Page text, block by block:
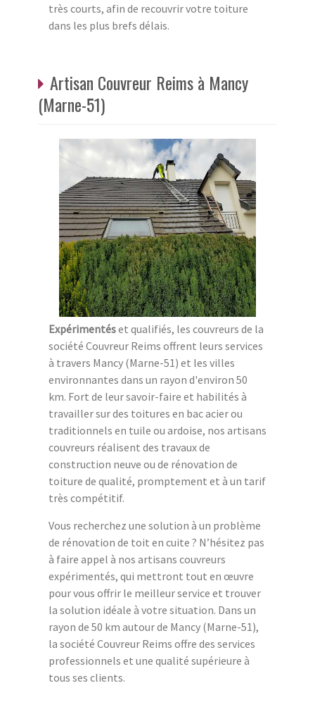
très courts, afin de recouvrir votre toiture
dans les plus brefs délais.
Artisan Couvreur Reims à Mancy
(Marne-51)
Expérimentéset qualifiés, les couvreurs de la
société Couvreur Reims offrent leurs services
à travers Mancy (Marne-51) et les villes
environnantes dans un rayon d'environ 50
km. Fort de leur savoir-faire et habilités à
travailler sur des toitures en bac acier ou
traditionnels en tuile ou ardoise, nos artisans
couvreurs réalisent des travaux de
construction neuve ou de rénovation de
toiture de qualité, promptement et à un tarif
très compétitif.
Vous recherchez une solution à un problème
de rénovation de toit en cuite ? N’hésitez pas
à faire appel à nos artisans couvreurs
expérimentés, qui mettront tout en œuvre
pour vous offrir le meilleur service et trouver
la solution idéale à votre situation. Dans un
rayon de 50 km autour de Mancy (Marne-51),
la société Couvreur Reims offre des services
professionnels et une qualité supérieure à
tous ses clients.